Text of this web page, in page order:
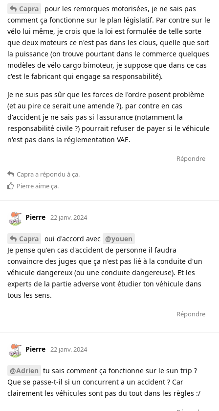
Capra
pour les remorques motorisées, je ne sais pas
comment ça fonctionne sur le plan législatif. Par contre sur le
vélo lui même, je crois que la loi est formulée de telle sorte
que deux moteurs ce n'est pas dans les clous, quelle que soit
la puissance (on trouve pourtant dans le commerce quelques
modèles de vélo cargo bimoteur, je suppose que dans ce cas
c'est le fabricant qui engage sa responsabilité).
Je ne suis pas sûr que les forces de l'ordre posent problème
(et au pire ce serait une amende ?), par contre en cas
d'accident je ne sais pas si l'assurance (notamment la
responsabilité civile ?) pourrait refuser de payer si le véhicule
n'est pas dans la réglementation VAE.
Répondre
Capraa répondu à ça.
Pierreaime ça.
Pierre 22 janv. 2024
Capra oui d'accord avec @youen
Je pense qu'en cas d'accident de personne il faudra
convaincre des juges que ça n'est pas lié à la conduite d'un
véhicule dangereux (ou une conduite dangereuse). Et les
experts de la partie adverse vont étudier ton véhicule dans
tous les sens.
Répondre
Pierre 22 janv. 2024
@Adrien tu sais comment ça fonctionne sur le sun trip ?
Que se passe-t-il si un concurrent a un accident ? Car
clairement les véhicules sont pas du tout dans les règles :/